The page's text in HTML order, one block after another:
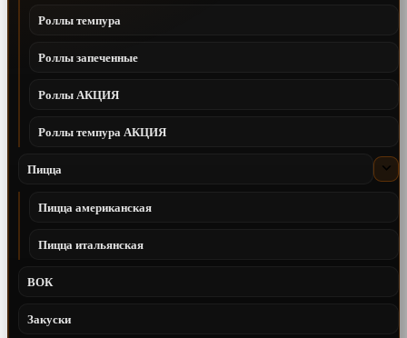
Роллы темпура
Роллы запеченные
Роллы АКЦИЯ
Роллы темпура АКЦИЯ
Пицца
Пицца американская
Пицца итальянская
ВОК
Закуски